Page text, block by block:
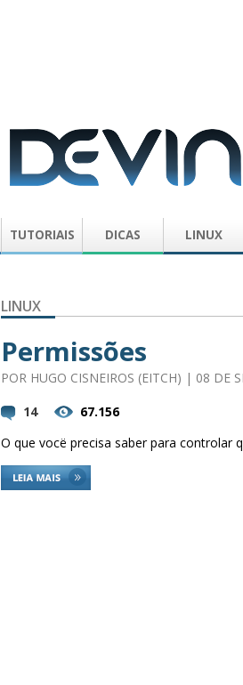
TUTORIAIS DICAS LINUX
LINUX
Permissões
POR HUGO CISNEIROS (EITCH) | 08 DE
14
67.156
O que vocë precisa saber para controlar